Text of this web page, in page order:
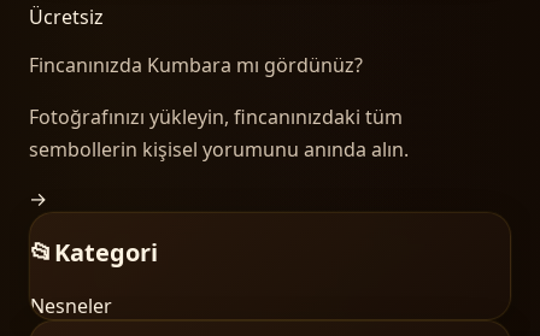
Ücretsiz
Fincanınızda Kumbara mı gördünüz?
Fotoğrafınızı yükleyin, fincanınızdaki tüm
sembollerin kişisel yorumunu anında alın.
→
📂Kategori
Nesneler